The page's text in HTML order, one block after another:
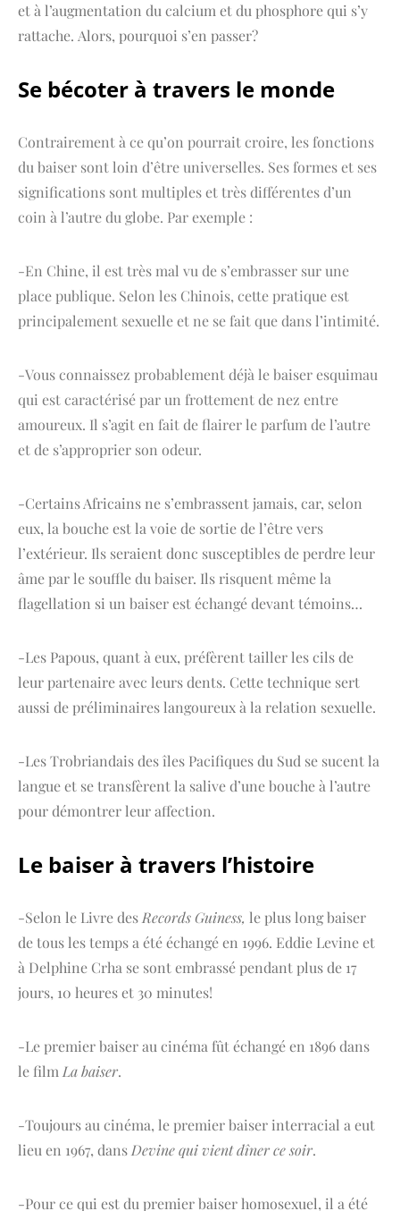
et à l’augmentation du calcium et du phosphore qui s’y
rattache. Alors, pourquoi s’en passer?
Se bécoter à travers le monde
Contrairement à ce qu’on pourrait croire, les fonctions
du baiser sont loin d’être universelles. Ses formes et ses
significations sont multiples et très différentes d’un
coin à l’autre du globe. Par exemple :
-En Chine, il est très mal vu de s’embrasser sur une
place publique. Selon les Chinois, cette pratique est
principalement sexuelle et ne se fait que dans l’intimité.
-Vous connaissez probablement déjà le baiser esquimau
qui est caractérisé par un frottement de nez entre
amoureux. Il s’agit en fait de flairer le parfum de l’autre
et de s’approprier son odeur.
-Certains Africains ne s’embrassent jamais, car, selon
eux, la bouche est la voie de sortie de l’être vers
l’extérieur. Ils seraient donc susceptibles de perdre leur
âme par le souffle du baiser. Ils risquent même la
flagellation si un baiser est échangé devant témoins…
-Les Papous, quant à eux, préfèrent tailler les cils de
leur partenaire avec leurs dents. Cette technique sert
aussi de préliminaires langoureux à la relation sexuelle.
-Les Trobriandais des îles Pacifiques du Sud se sucent la
langue et se transfèrent la salive d’une bouche à l’autre
pour démontrer leur affection.
Le baiser à travers l’histoire
-Selon le Livre desRecords Guiness, le plus long baiser
de tous les temps a été échangé en 1996. Eddie Levine et
à Delphine Crha se sont embrassé pendant plus de 17
jours, 10 heures et 30 minutes!
-Le premier baiser au cinéma fût échangé en 1896 dans
le filmLa baiser.
-Toujours au cinéma, le premier baiser interracial a eut
lieu en 1967, dansDevine qui vient dîner ce soir.
-Pour ce qui est du premier baiser homosexuel, il a été